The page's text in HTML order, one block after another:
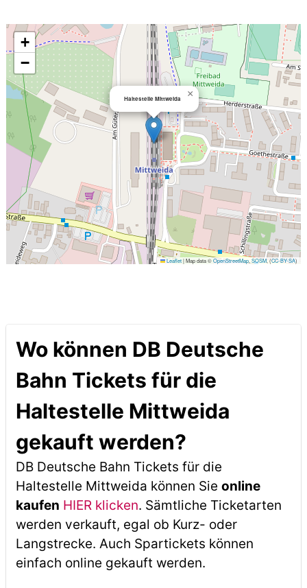
Haltestelle Mittweida ×
+
−
Leaflet|Map data ©OpenStreetMap ,SOSM , (CC-BY-SA)
Wo können DB Deutsche
Bahn Tickets für die
Haltestelle Mittweida
gekauft werden?
DB Deutsche Bahn Tickets für die
Haltestelle Mittweida können Sie online
kaufen HIER klicken. Sämtliche Ticketarten
werden verkauft, egal ob Kurz- oder
Langstrecke. Auch Spartickets können
einfach online gekauft werden.